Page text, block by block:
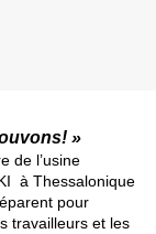
»
de l’usine
à Thessalonique
pour
travailleurs et les